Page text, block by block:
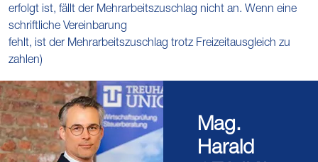
erfolgt ist, fällt der Mehrarbeitszuschlag nicht an. Wenn eine
schriftliche Vereinbarung
fehlt, ist der Mehrarbeitszuschlag trotz Freizeitausgleich zu
zahlen)
Mag.
Harald